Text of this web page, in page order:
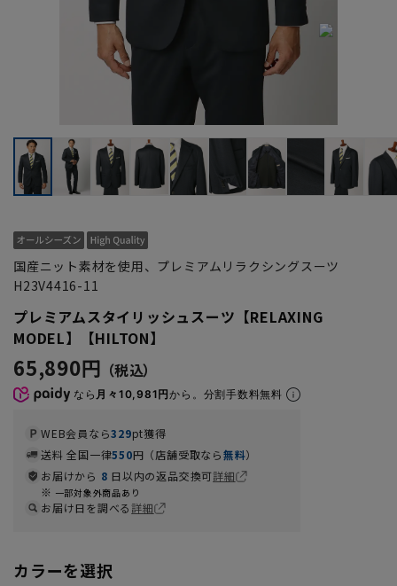
国産ニット素材を使用、プレミアムリラクシングスーツ
H23V4416-11
プレミアムスタイリッシュスーツ【RELAXING
MODEL】【HILTON】
65,890円
なら 月々10,981円から。分割手数料無料
WEB会員なら329pt獲得
送料 全国一律550円（店舗受取なら無料）
お届けから 8 日以内の返品交換可詳細
一部対象外商品あり
お届け日を調べる詳細
カラーを選択